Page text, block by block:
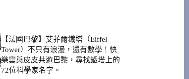
【法國巴黎】艾菲爾鐵塔（Eiffel
Tower）不只有浪漫，還有數學！快
樂雲與皮皮共遊巴黎，尋找鐵塔上的
72位科學家名字。